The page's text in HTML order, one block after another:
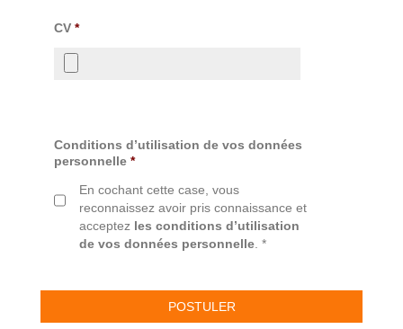
CV *
Conditions d’utilisation de vos données
personnelle *
En cochant cette case, vous
reconnaissez avoir pris connaissance et
acceptez les conditions d’utilisation
de vos données personnelle . *